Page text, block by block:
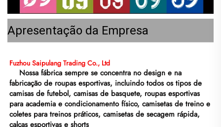
Apresentação da Empresa
Fuzhou Saipulang Trading Co., Ltd
Nossa fábrica sempre se concentra no design e na
fabricação de roupas esportivas, incluindo todos os tipos de
camisas de futebol, camisas de basquete, roupas esportivas
para academia e condicionamento físico, camisetas de treino e
coletes para treinos práticos, camisetas de secagem rápida,
calças esportivas e shorts